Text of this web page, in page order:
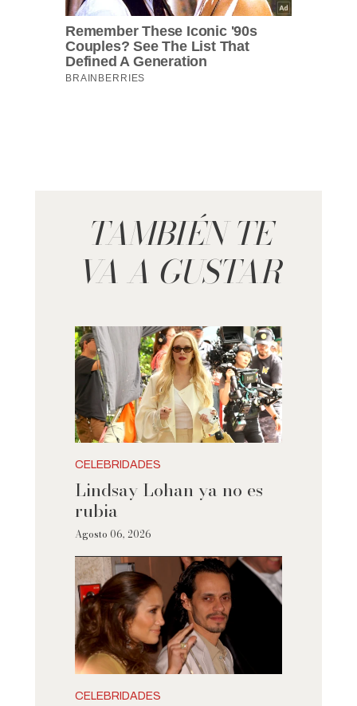
TAMBIÉN TE
VA A GUSTAR
CELEBRIDADES
Lindsay Lohan ya no es
rubia
Agosto 06, 2026
CELEBRIDADES